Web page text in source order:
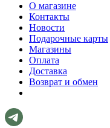
О магазине
Контакты
Новости
Подарочные карты
Магазины
Оплата
Доставка
Возврат и обмен